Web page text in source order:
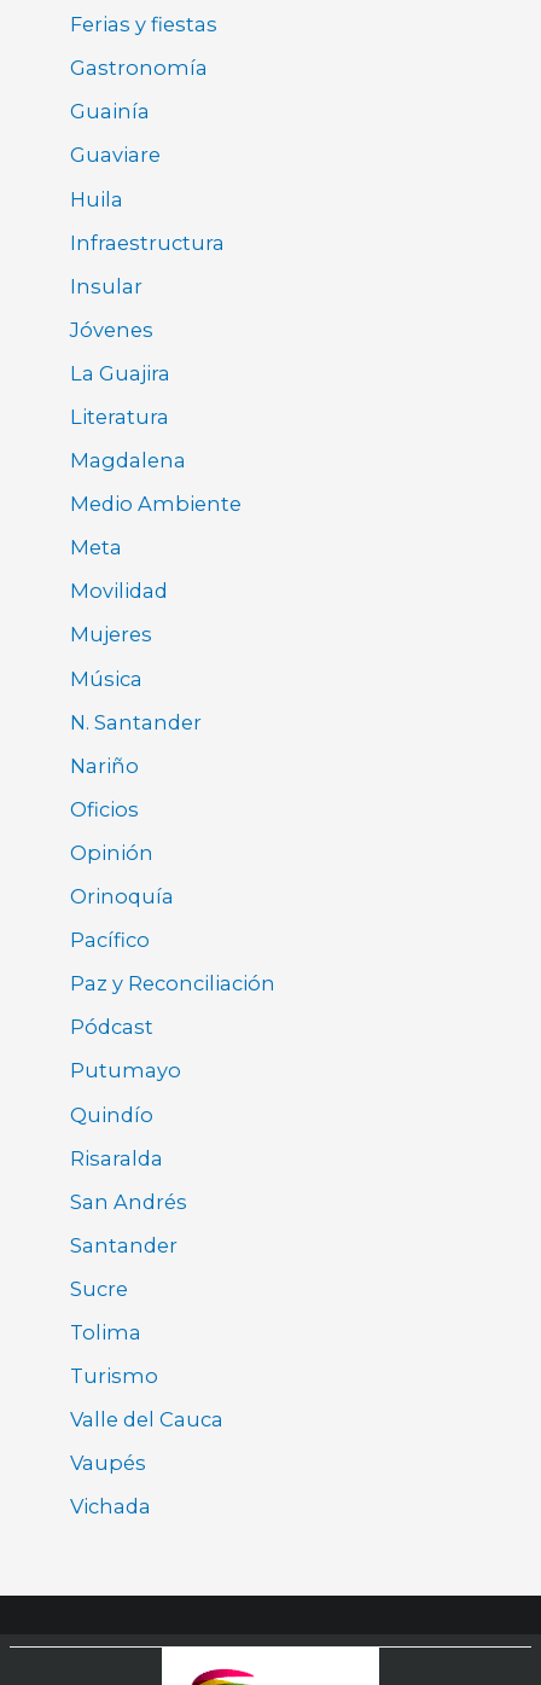
Ferias y fiestas
Gastronomía
Guainía
Guaviare
Huila
Infraestructura
Insular
Jóvenes
La Guajira
Literatura
Magdalena
Medio Ambiente
Meta
Movilidad
Mujeres
Música
N. Santander
Nariño
Oficios
Opinión
Orinoquía
Pacífico
Paz y Reconciliación
Pódcast
Putumayo
Quindío
Risaralda
San Andrés
Santander
Sucre
Tolima
Turismo
Valle del Cauca
Vaupés
Vichada